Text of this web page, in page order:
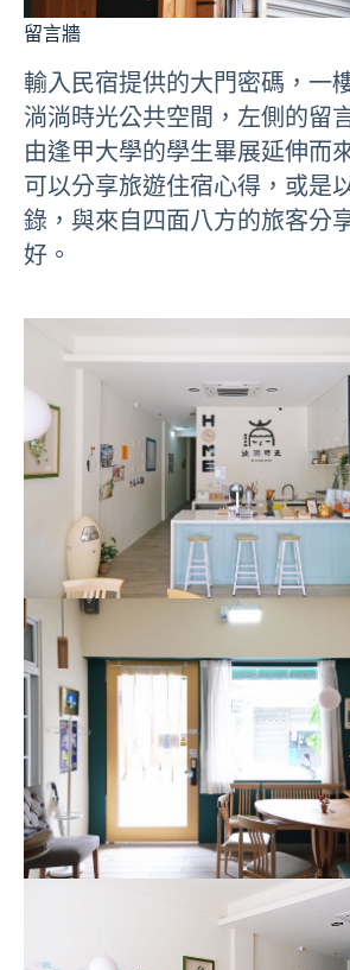
留言牆
輸入民宿提供的大門密碼，一
淌淌時光公共空間，左側的留
由逢甲大學的學生畢展延伸而
可以分享旅遊住宿心得，或是
錄，與來自四面八方的旅客分
好。